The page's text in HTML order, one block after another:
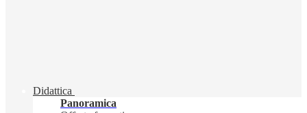
Didattica
Panoramica